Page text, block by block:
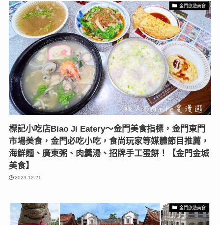
金門旅遊美食
標記小吃店Biao Ji Eatery〜金門美食指標，金門東門
市場美食，金門必吃小吃，食尚玩家等媒體節目推薦，
海鮮麵、廣東粥、肉羹湯、招牌手工蛋餅！【金門金城
美食】
2023-12-21
金門旅遊美食